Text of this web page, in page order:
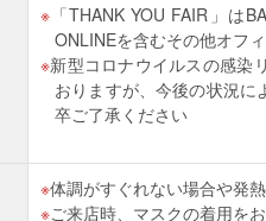
「THANK YOU FAIR」は
ONLINEを含むその他オフ
新型コロナウイルスの感染
おりますが、今後の状況
卒ご了承ください
体調がすぐれない場合や発
ご来店時、マスクの着用を